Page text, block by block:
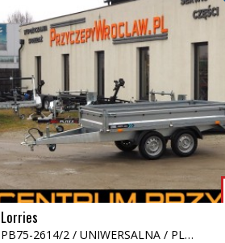
Lorries
PB75-2614/2 / UNIWERSALNA / PLATFORMA / BURTY / DMC: 750 KG